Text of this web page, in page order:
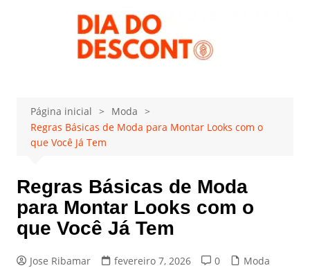
Página inicial
Moda
Regras Básicas de Moda para Montar Looks com o
que Você Já Tem
Regras Básicas de Moda
para Montar Looks com o
que Você Já Tem
Jose Ribamar fevereiro 7, 2026 0 Moda